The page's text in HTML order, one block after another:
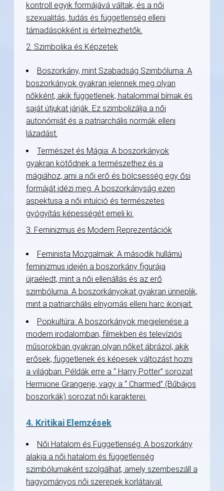
kontroll egyik formájává váltak, és a női
szexualitás, tudás és függetlenség elleni
támadásokként is értelmezhetők.
2. Szimbolika és Képzetek
Boszorkány, mint Szabadság Szimbóluma: A
boszorkányok gyakran jelennek meg olyan
nőkként, akik függetlenek, hatalommal bírnak és
saját útjukat járják. Ez szimbolizálja a női
autonómiát és a patriarchális normák elleni
lázadást.
Természet és Mágia: A boszorkányok
gyakran kötődnek a természethez és a
mágiához, ami a női erő és bölcsesség egy ősi
formáját idézi meg. A boszorkányság ezen
aspektusa a női intuíció és természetes
gyógyítás képességét emeli ki.
3. Feminizmus és Modern Reprezentációk
Feminista Mozgalmak: A második hullámú
feminizmus idején a boszorkány figurája
újraéledt, mint a női ellenállás és az erő
szimbóluma. A boszorkányokat gyakran ünneplik,
mint a patriarchális elnyomás elleni harc ikonjait.
Popkultúra: A boszorkányok megjelenése a
modern irodalomban, filmekben és televíziós
műsorokban gyakran olyan nőket ábrázol, akik
erősek, függetlenek és képesek változást hozni
a világban. Példák erre a “ Harry Potter” sorozat
Hermione Grangerje, vagy a “ Charmed” (Bűbájos
boszorkák) sorozat női karakterei.
4. Kritikai Elemzések
Női Hatalom és Függetlenség: A boszorkány
alakja a női hatalom és függetlenség
szimbólumaként szolgálhat, amely szembeszáll a
hagyományos női szerepek korlátaival.